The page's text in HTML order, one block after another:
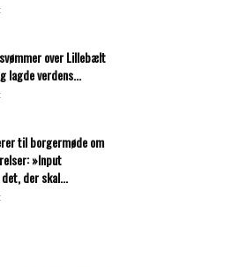
over Lillebælt
lagde verdens...
til borgermøde om
»Input
der skal...